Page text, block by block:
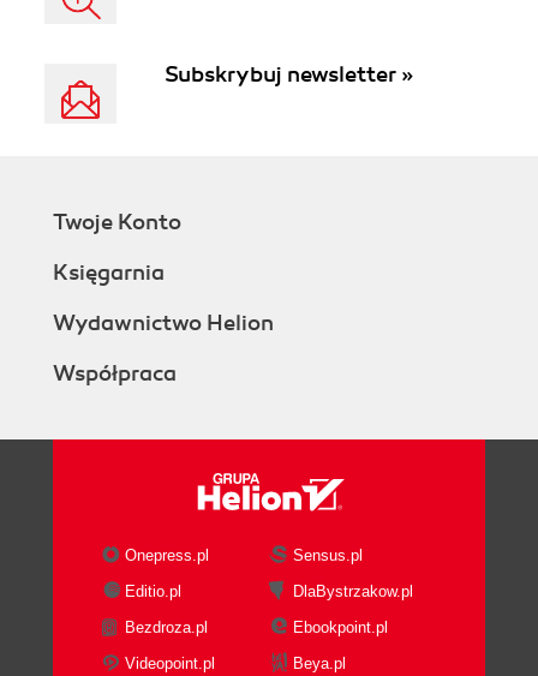
Subskrybuj newsletter »
Twoje Konto
Księgarnia
Wydawnictwo Helion
Współpraca
Onepress.pl
Sensus.pl
Editio.pl
DlaBystrzakow.pl
Bezdroza.pl
Ebookpoint.pl
Videopoint.pl
Beya.pl